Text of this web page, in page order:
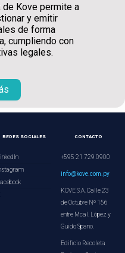
de Kove permite a
y emitir
de forma
cumpliendo con
legales.
REDES SOCIALES
LinkedIn
CONTACTO
+595 21 729 0900
info@kove.com.py
KOVE S.A. Calle 23
de Octubre Nº 156
entre Mcal. López y
Guido Spano.
Edificio Recoleta